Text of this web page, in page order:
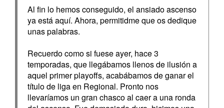
Al fin lo hemos conseguido, el ansiado ascenso
ya está aquí. Ahora, permitidme que os dedique
unas palabras.
Recuerdo como si fuese ayer, hace 3
temporadas, que llegábamos llenos de ilusión a
aquel primer playoffs, acabábamos de ganar el
título de liga en Regional. Pronto nos
llevaríamos un gran chasco al caer a una ronda